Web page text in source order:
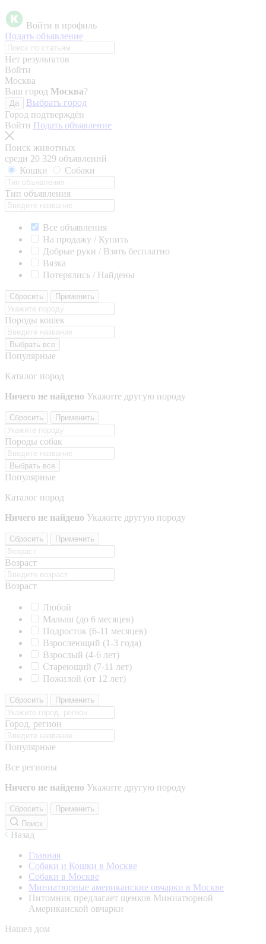
Войти в профиль
Подать объявление
Нет результатов
Войти
Москва
Ваш город Москва?
Да
Выбрать город
Город подтверждён
Войти Подать объявление
Поиск животных
среди 20 329 объявлений
Кошки
Собаки
Тип объявления
Все объявления
На продажу / Купить
Добрые руки / Взять бесплатно
Вязка
Потерялись / Найдены
Сбросить Применить
Породы кошек
Выбрать все
Популярные
Каталог пород
Ничего не найдено Укажите другую породу
Сбросить Применить
Породы собак
Выбрать все
Популярные
Каталог пород
Ничего не найдено Укажите другую породу
Сбросить Применить
Возраст
Возраст
Любой
Малыш (до 6 месяцев)
Подросток (6-11 месяцев)
Взрослеющий (1-3 года)
Взрослый (4-6 лет)
Стареющий (7-11 лет)
Пожилой (от 12 лет)
Сбросить Применить
Город, регион
Популярные
Все регионы
Ничего не найдено Укажите другую породу
Сбросить
Применить
Поиск
Назад
Главная
Собаки и Кошки в Москве
Собаки в Москве
Миниатюрные американские овчарки в Москве
Питомник предлагает щенков Миниатюрной
Американской овчарки
Нашел дом